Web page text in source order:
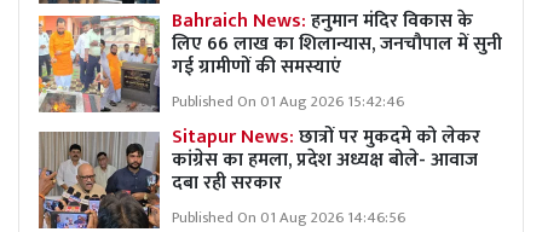
Bahraich News:हनुमान मंदिर विकास के
लिए 66 लाख का शिलान्यास, जनचौपाल में सुनी
गई ग्रामीणों की समस्याएं
Published On 01 Aug 2026 15:42:46
Sitapur News:छात्रों पर मुकदमे को लेकर
कांग्रेस का हमला, प्रदेश अध्यक्ष बोले- आवाज
दबा रही सरकार
Published On 01 Aug 2026 14:46:56